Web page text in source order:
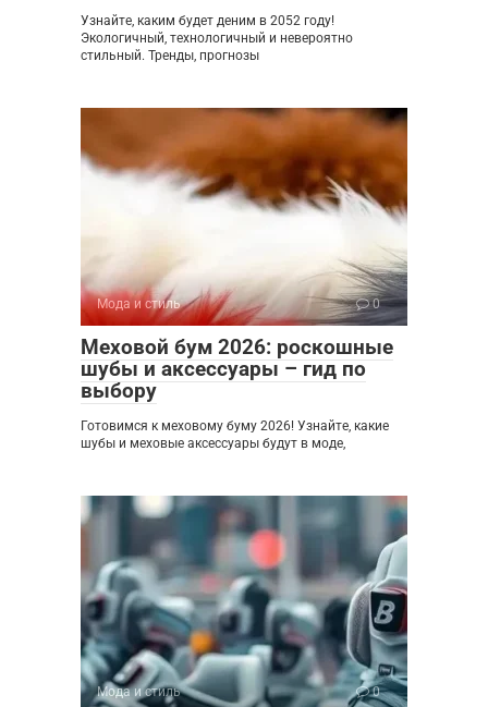
Узнайте, каким будет деним в 2052 году!
Экологичный, технологичный и невероятно
стильный. Тренды, прогнозы
Мода и стиль 0
Меховой бум 2026: роскошные
шубы и аксессуары – гид по
выбору
Готовимся к меховому буму 2026! Узнайте, какие
шубы и меховые аксессуары будут в моде,
Мода и стиль 0